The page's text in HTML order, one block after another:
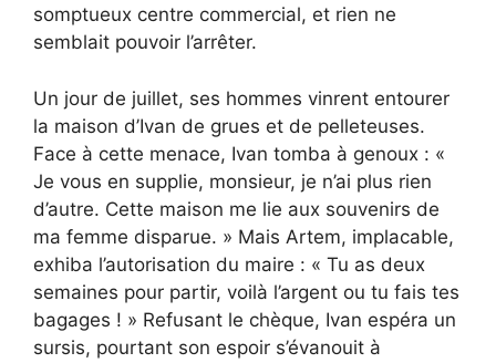
somptueux centre commercial, et rien ne
semblait pouvoir l’arrêter.
Un jour de juillet, ses hommes vinrent entourer
la maison d’Ivan de grues et de pelleteuses.
Face à cette menace, Ivan tomba à genoux : «
Je vous en supplie, monsieur, je n’ai plus rien
d’autre. Cette maison me lie aux souvenirs de
ma femme disparue. » Mais Artem, implacable,
exhiba l’autorisation du maire : « Tu as deux
semaines pour partir, voilà l’argent ou tu fais tes
bagages ! » Refusant le chèque, Ivan espéra un
sursis, pourtant son espoir s’évanouit à